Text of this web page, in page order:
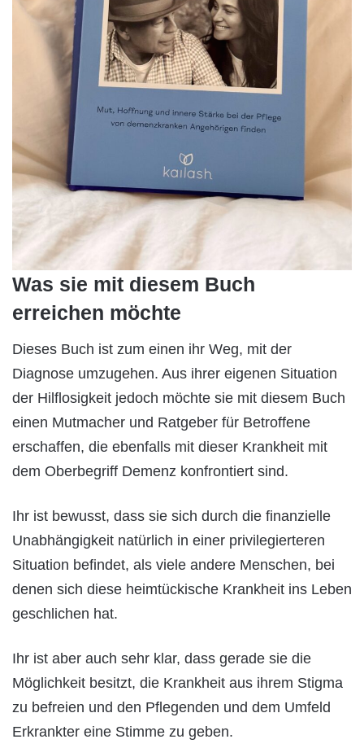
Was sie mit diesem Buch
erreichen möchte
Dieses Buch ist zum einen ihr Weg, mit der
Diagnose umzugehen. Aus ihrer eigenen Situation
der Hilflosigkeit jedoch möchte sie mit diesem Buch
einen Mutmacher und Ratgeber für Betroffene
erschaffen, die ebenfalls mit dieser Krankheit mit
dem Oberbegriff Demenz konfrontiert sind.
Ihr ist bewusst, dass sie sich durch die finanzielle
Unabhängigkeit natürlich in einer privilegierteren
Situation befindet, als viele andere Menschen, bei
denen sich diese heimtückische Krankheit ins Leben
geschlichen hat.
Ihr ist aber auch sehr klar, dass gerade sie die
Möglichkeit besitzt, die Krankheit aus ihrem Stigma
zu befreien und den Pflegenden und dem Umfeld
Erkrankter eine Stimme zu geben.